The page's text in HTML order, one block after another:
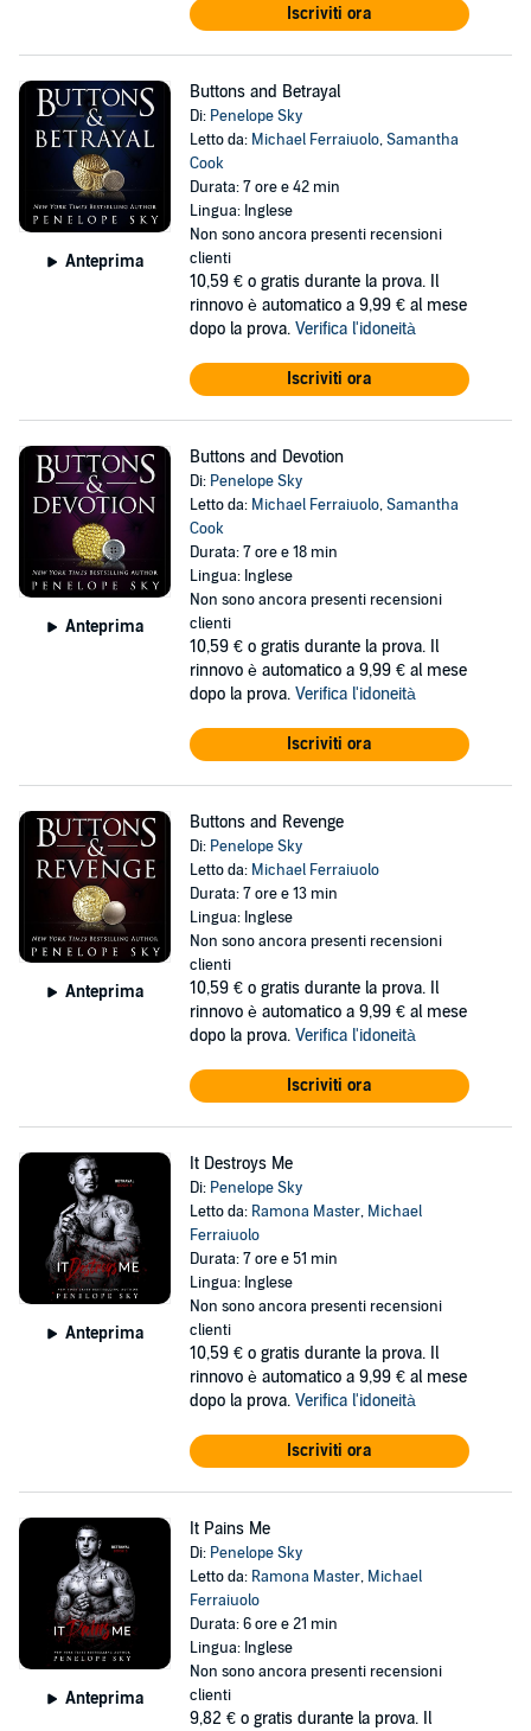
Iscriviti ora
Anteprima
Buttons and Betrayal
Di: Penelope Sky
Letto da: Michael Ferraiuolo,Samantha
Cook
Durata: 7 ore e 42 min
Lingua: Inglese
Non sono ancora presenti recensioni
clienti
10,59 € o gratis durante la prova. Il
rinnovo è automatico a 9,99 € al mese
dopo la prova. Verifica l'idoneità
Iscriviti ora
Anteprima
Buttons and Devotion
Di: Penelope Sky
Letto da: Michael Ferraiuolo,Samantha
Cook
Durata: 7 ore e 18 min
Lingua: Inglese
Non sono ancora presenti recensioni
clienti
10,59 € o gratis durante la prova. Il
rinnovo è automatico a 9,99 € al mese
dopo la prova. Verifica l'idoneità
Iscriviti ora
Anteprima
Buttons and Revenge
Di: Penelope Sky
Letto da: Michael Ferraiuolo
Durata: 7 ore e 13 min
Lingua: Inglese
Non sono ancora presenti recensioni
clienti
10,59 € o gratis durante la prova. Il
rinnovo è automatico a 9,99 € al mese
dopo la prova. Verifica l'idoneità
Iscriviti ora
Anteprima
It Destroys Me
Di: Penelope Sky
Letto da: Ramona Master, Michael
Ferraiuolo
Durata: 7 ore e 51 min
Lingua: Inglese
Non sono ancora presenti recensioni
clienti
10,59 € o gratis durante la prova. Il
rinnovo è automatico a 9,99 € al mese
dopo la prova. Verifica l'idoneità
Iscriviti ora
Anteprima
It Pains Me
Di: Penelope Sky
Letto da: Ramona Master, Michael
Ferraiuolo
Durata: 6 ore e 21 min
Lingua: Inglese
Non sono ancora presenti recensioni
clienti
9,82 € o gratis durante la prova. Il